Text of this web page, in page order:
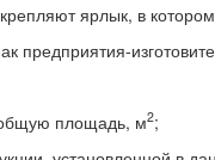
ярлык, в
предприятия-
общую площадь, м2;